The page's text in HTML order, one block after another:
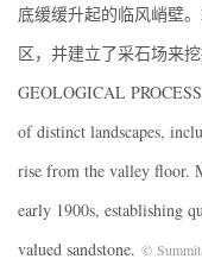
底缓缓升起的临风峭壁
区，并建立了采石场来
GEOLOGICAL
of distinct landscapes,
rise from the valley floor.
early 1900s, establishing
valued sandstone. © Summit